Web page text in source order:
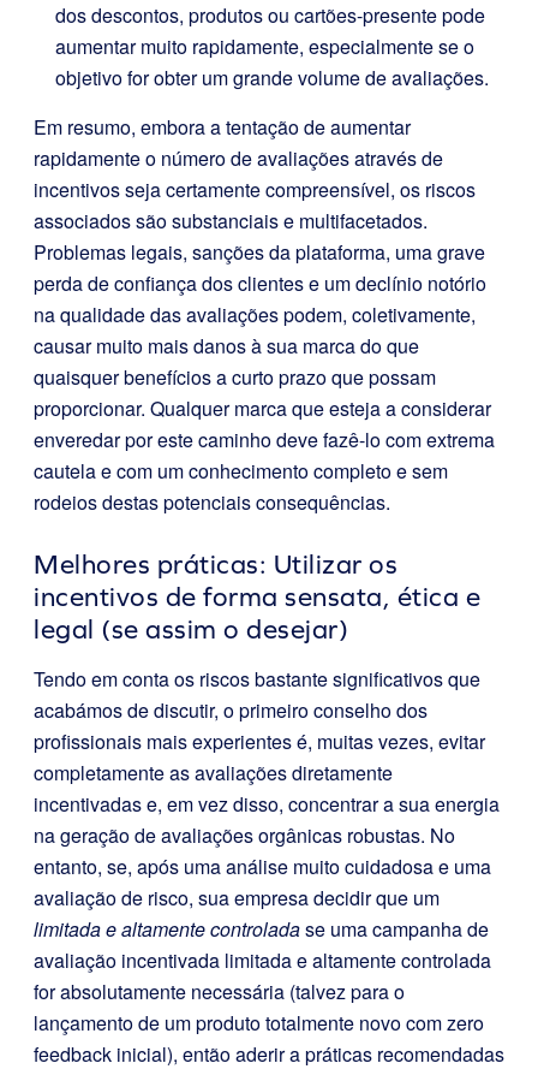
dos descontos, produtos ou cartões-presente pode
aumentar muito rapidamente, especialmente se o
objetivo for obter um grande volume de avaliações.
Em resumo, embora a tentação de aumentar
rapidamente o número de avaliações através de
incentivos seja certamente compreensível, os riscos
associados são substanciais e multifacetados.
Problemas legais, sanções da plataforma, uma grave
perda de confiança dos clientes e um declínio notório
na qualidade das avaliações podem, coletivamente,
causar muito mais danos à sua marca do que
quaisquer benefícios a curto prazo que possam
proporcionar. Qualquer marca que esteja a considerar
enveredar por este caminho deve fazê-lo com extrema
cautela e com um conhecimento completo e sem
rodeios destas potenciais consequências.
Melhores práticas: Utilizar os
incentivos de forma sensata, ética e
legal (se assim o desejar)
Tendo em conta os riscos bastante significativos que
acabámos de discutir, o primeiro conselho dos
profissionais mais experientes é, muitas vezes, evitar
completamente as avaliações diretamente
incentivadas e, em vez disso, concentrar a sua energia
na geração de avaliações orgânicas robustas. No
entanto, se, após uma análise muito cuidadosa e uma
avaliação de risco, sua empresa decidir que um
limitada e altamente controladase uma campanha de
avaliação incentivada limitada e altamente controlada
for absolutamente necessária (talvez para o
lançamento de um produto totalmente novo com zero
feedback inicial), então aderir a práticas recomendadas